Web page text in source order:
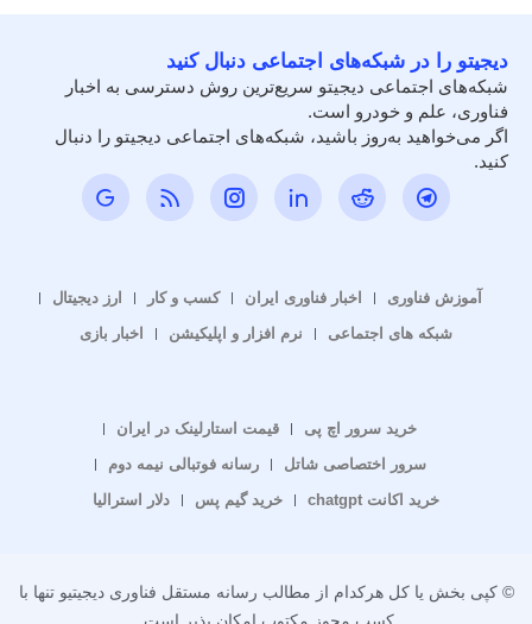
دیجیتو را در شبکه‌های اجتماعی دنبال کنید
شبکه‌های اجتماعی دیجیتو سریع‌ترین روش دسترسی به اخبار
فناوری، علم و خودرو است.
اگر می‌خواهید به‌روز باشید، شبکه‌های اجتماعی دیجیتو را دنبال
کنید.
آموزش فناوری اخبار فناوری ایران کسب و کار
ارز دیجیتال
شبکه های اجتماعی
نرم افزار و اپلیکیشن اخبار بازی
خرید سرور اچ پی
قیمت استارلینک در ایران
سرور اختصاصی شاتل
رسانه فوتبالی نیمه دوم
خرید اکانت chatgpt
خرید گیم پس دلار استرالیا
© کپی بخش یا کل هرکدام از مطالب رسانه مستقل فناوری دیجیتیو تنها با